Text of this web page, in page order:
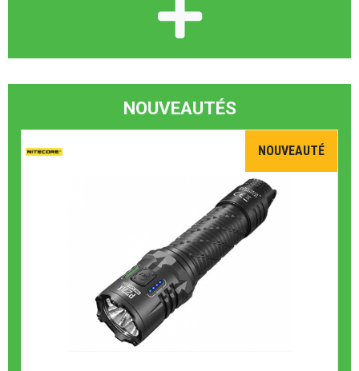
NOUVEAUTÉS
NOUVEAUTÉ